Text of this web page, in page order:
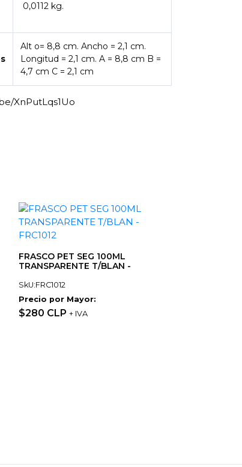
0,0112 kg.
Alt o= 8,8 cm. Ancho = 2,1 cm.
Longitud = 2,1 cm. A = 8,8 cm B =
4,7 cm C = 2,1 cm
XnPutLqs1Uo
FRASCO PET SEG 100ML
TRANSPARENTE T/BLAN -
SkU:FRC1012
Precio por Mayor:
$280 CLP + IVA